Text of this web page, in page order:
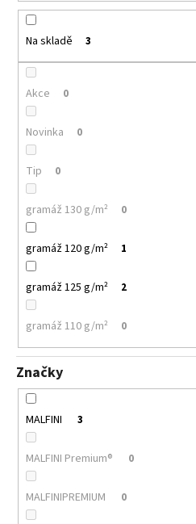
Na skladě 3
Akce 0
Novinka 0
Tip 0
gramáž 130 g/m² 0
gramáž 120 g/m² 1
gramáž 125 g/m² 2
gramáž 110 g/m² 0
Značky
MALFINI 3
MALFINI Premium® 0
MALFINIPREMIUM 0
í
D
u
č
u
m
MALFINI
LOVE